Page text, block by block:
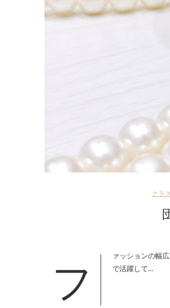
クラ
ファッションの幅広い分野の中でも、クラスTシャツは特に人気を集めるアイテムの一つであり、様々なシーン で活躍して…